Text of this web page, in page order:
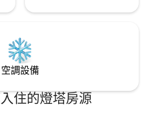
空調設備
住的燈塔房源